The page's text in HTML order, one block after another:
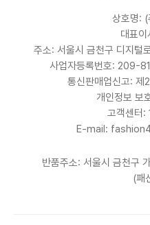
상호명: (
대표
주소: 서울시 금천구 디지털
사업자등록번호: 209-
통신판매업신고:
개인정보 보
고객센터
E-mail:
반품주소: 서울시 금천구
(패